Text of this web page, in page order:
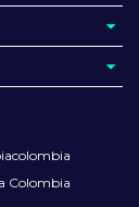
Colombia